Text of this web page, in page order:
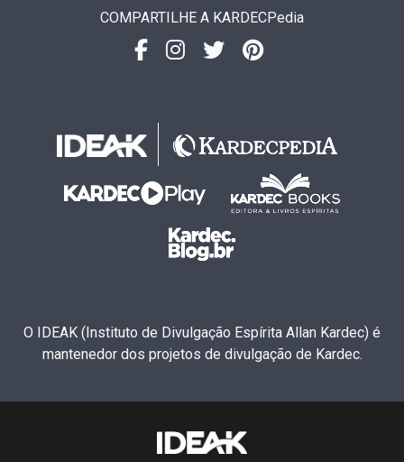
COMPARTILHE A KARDECPedia
O IDEAK (Instituto de Divulgação Espírita Allan Kardec) é
mantenedor dos projetos de divulgação de Kardec.